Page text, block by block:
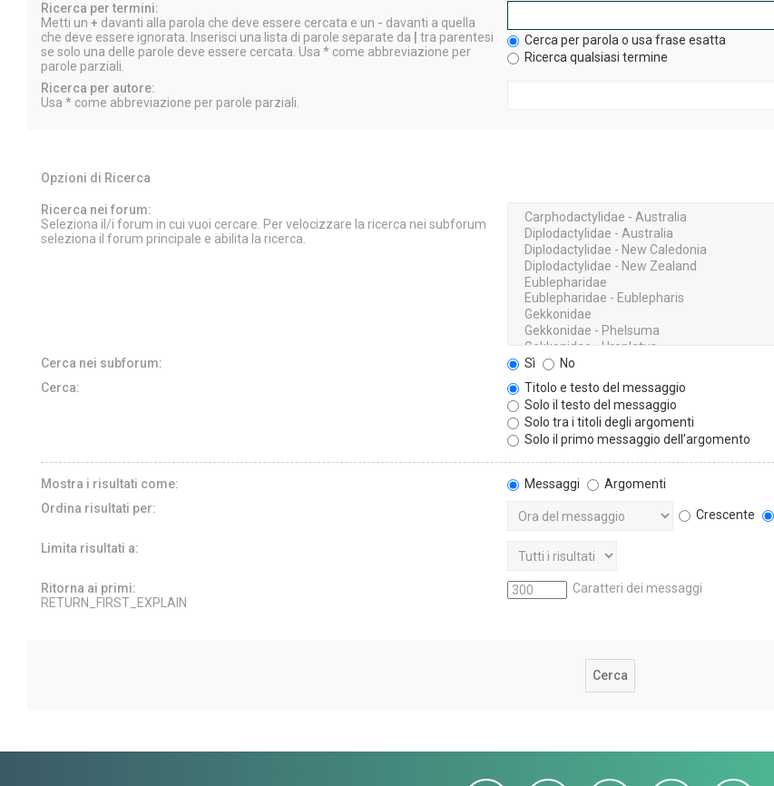
Ricerca per termini:
Metti un + davanti alla parola che deve essere cercata e un - davanti a quella
che deve essere ignorata. Inserisci una lista di parole separate da
tra parentesi
se solo una delle parole deve essere cercata. Usa * come abbreviazione per
parole parziali.
Cerca per parola o usa frase esatta
Ricerca qualsiasi termine
Ricerca per autore:
Usa * come abbreviazione per parole parziali.
Opzioni di Ricerca
Ricerca nei forum:
Seleziona il/i forum in cui vuoi cercare. Per velocizzare la ricerca nei subforum
seleziona il forum principale e abilita la ricerca.
Cerca nei subforum: Sì
No
Cerca:
Titolo e testo del messaggio
Solo il testo del messaggio
Solo tra i titoli degli argomenti
Solo il primo messaggio dell’argomento
Mostra i risultati come: Messaggi
Argomenti
Ordina risultati per:
Crescente
Limita risultati a:
Ritorna ai primi:
RETURN_FIRST_EXPLAIN
Caratteri dei messaggi